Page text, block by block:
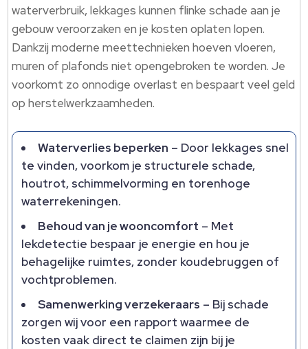
waterverbruik, lekkages kunnen flinke schade aan je
gebouw veroorzaken en je kosten oplaten lopen.​
Dankzij moderne meettechnieken hoeven vloeren,
muren of plafonds niet opengebroken te worden.​ Je
voorkomt zo onnodige overlast en bespaart veel geld
op herstelwerkzaamheden.​
Waterverlies beperken – Door lekkages snel
te vinden, voorkom je structurele schade,
houtrot, schimmelvorming en torenhoge
waterrekeningen.​
Behoud van je wooncomfort – Met
lekdetectie bespaar je energie en hou je
behagelijke ruimtes, zonder koudebruggen of
vochtproblemen.​
Samenwerking verzekeraars – Bij schade
zorgen wij voor een rapport waarmee de
kosten vaak direct te claimen zijn bij je